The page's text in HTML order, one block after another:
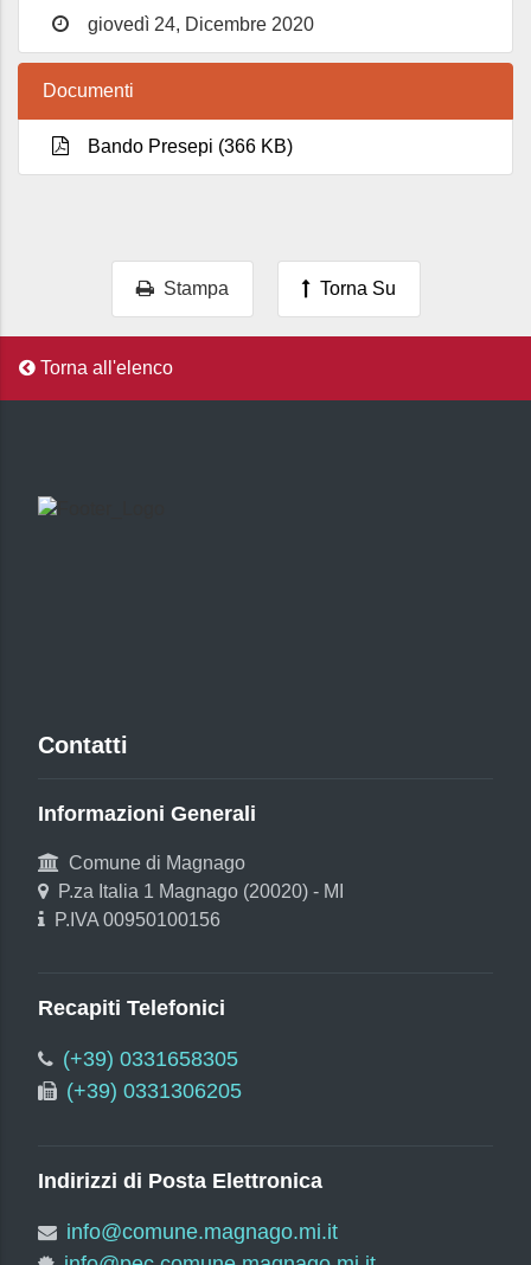
giovedì 24, Dicembre 2020
Documenti
Bando Presepi (366 KB)
Stampa Torna Su
Torna all'elenco
Contatti
Informazioni Generali
Comune di Magnago
P.za Italia 1 Magnago (20020) - MI
P.IVA 00950100156
Recapiti Telefonici
(+39) 0331658305
(+39) 0331306205
Indirizzi di Posta Elettronica
info@comune.magnago.mi.it